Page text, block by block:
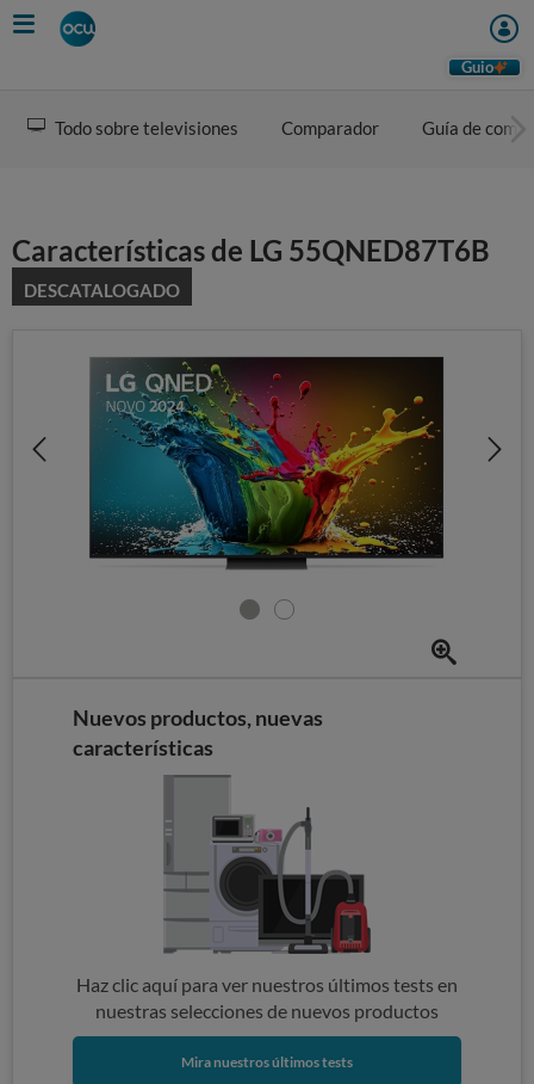
Skip
to
Guio
Todo sobre televisiones Comparador Guía de
Características de LG 55QNED87T6B
DESCATALOGADO
Nuevos productos, nuevas
características
Haz clic aquí para ver nuestros últimos tests en
nuestras selecciones de nuevos productos
Mira nuestros últimos tests